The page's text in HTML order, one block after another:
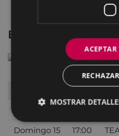
El libro de la vida
Domingo 15 17:00
MOSTRAR